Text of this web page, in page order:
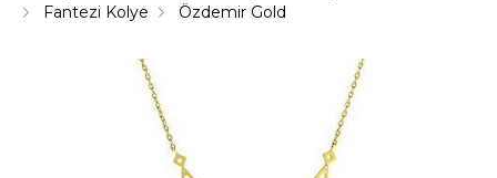
Fantezi Kolye
Özdemir Gold